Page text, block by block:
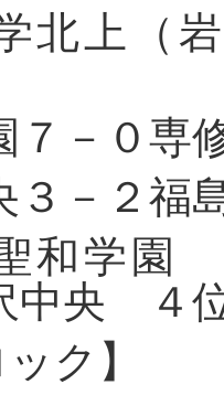
北上（
７－０専
３－２福
和学園
中央 ４
ク】